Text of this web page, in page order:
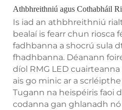
Athbhreithniú agus Cothabháil
Is iad an athbhreithniú
bealaí is fearr chun riosca
fadhbanna a shocrú sula
fhadhbanna. Déanann
díol RMG LED
ais go minic ar a
Tugann na heispéiris faoi
codanna gan ghlanadh